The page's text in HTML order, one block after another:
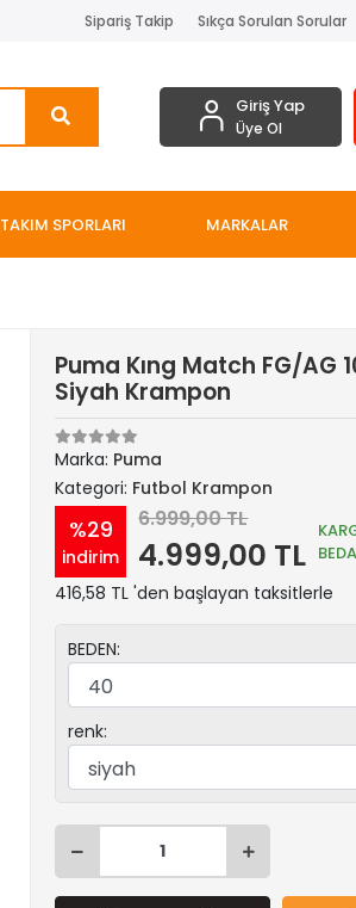
Sipariş Takip Sıkça Sorulan Sorular
Giriş Yap
Üye Ol
TAKIM SPORLARI MARKALAR
Puma Kıng Match FG/AG
Siyah Krampon
Marka: Puma
Kategori: Futbol Krampon
%29
indirim
6.999,00 TL
4.999,00 TL
416,58 TL 'den başlayan taksitlerle
BEDEN:
renk: